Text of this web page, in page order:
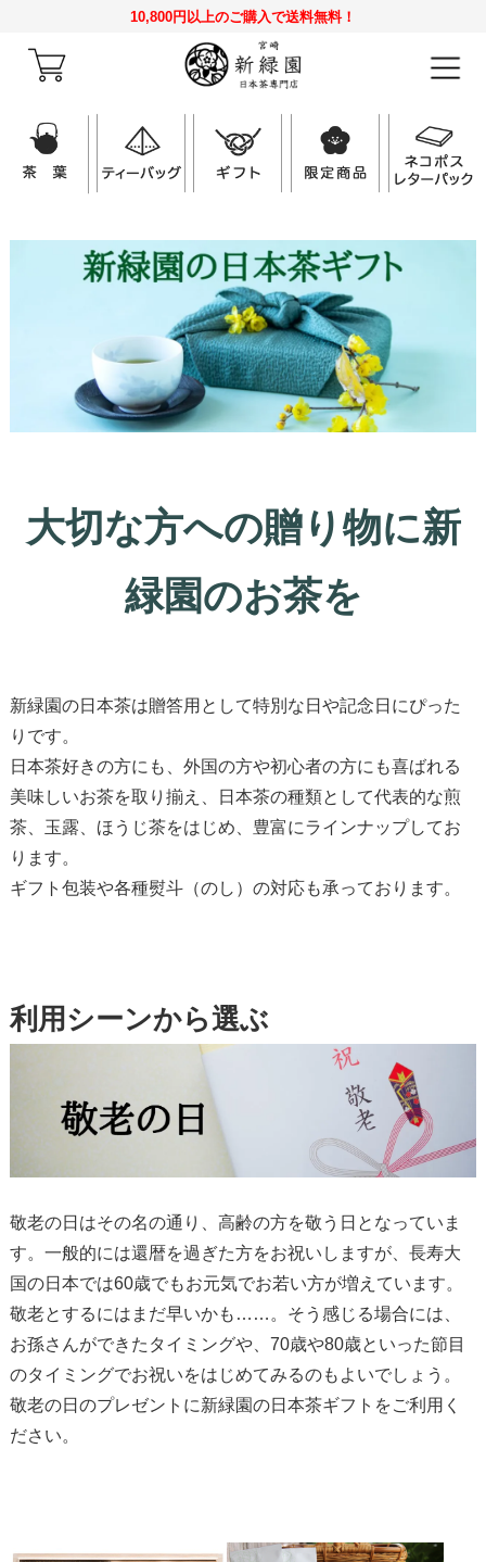
10,800円以上のご購入で送料無料！
大切な方への贈り物に新
緑園のお茶を
新緑園の日本茶は贈答用として特別な日や記念日にぴった
りです。
日本茶好きの方にも、外国の方や初心者の方にも喜ばれる
美味しいお茶を取り揃え、日本茶の種類として代表的な煎
茶、玉露、ほうじ茶をはじめ、豊富にラインナップしてお
ります。
ギフト包装や各種熨斗（のし）の対応も承っております。
利用シーンから選ぶ
敬老の日はその名の通り、高齢の方を敬う日となっていま
す。一般的には還暦を過ぎた方をお祝いしますが、長寿大
国の日本では60歳でもお元気でお若い方が増えています。
敬老とするにはまだ早いかも……。そう感じる場合には、
お孫さんができたタイミングや、70歳や80歳といった節目
のタイミングでお祝いをはじめてみるのもよいでしょう。
敬老の日のプレゼントに新緑園の日本茶ギフトをご利用く
ださい。